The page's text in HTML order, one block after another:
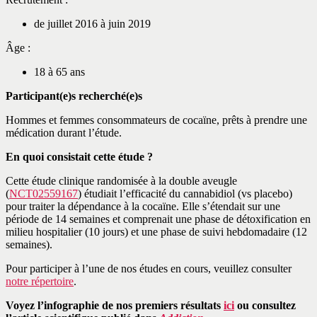
de juillet 2016 à juin 2019
Âge :
18 à 65 ans
Participant(e)s recherché(e)s
Hommes et femmes consommateurs de cocaïne, prêts à prendre une
médication durant l’étude.
En quoi consistait cette étude ?
Cette étude clinique randomisée à la double aveugle
(NCT02559167) étudiait l’efficacité du cannabidiol (vs placebo)
pour traiter la dépendance à la cocaïne. Elle s’étendait sur une
période de 14 semaines et comprenait une phase de détoxification en
milieu hospitalier (10 jours) et une phase de suivi hebdomadaire (12
semaines).
Pour participer à l’une de nos études en cours, veuillez consulter
notre répertoire.
Voyez l’infographie de nos premiers résultats ici ou consultez